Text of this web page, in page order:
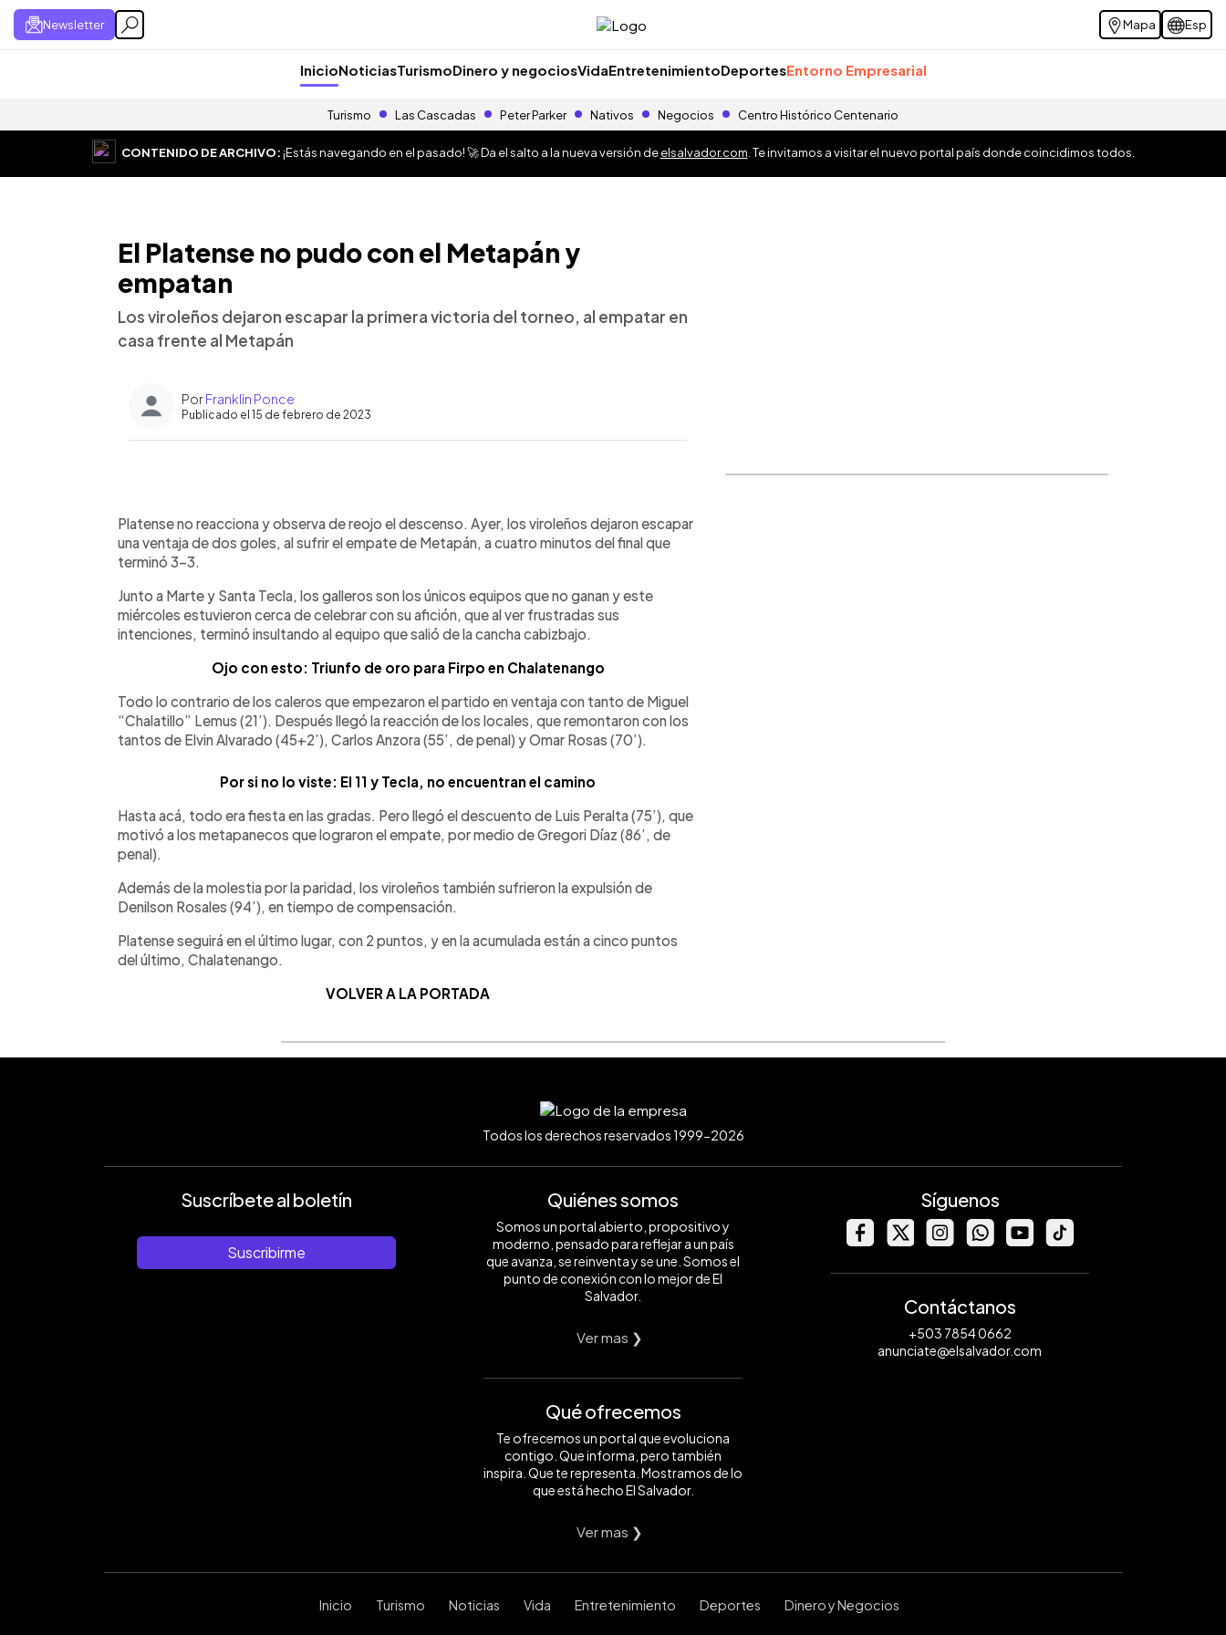
Newsletter Mapa Esp
InicioNoticiasTurismoDinero y negociosVidaEntretenimientoDeportesEntorno Empresarial
Turismo Las Cascadas Peter Parker Nativos Negocios Centro Histórico Centenario
CONTENIDO DE ARCHIVO:¡Estás navegando en el pasado! 🚀 Da el salto a la nueva versión deelsalvador.com . Te invitamos a visitar el nuevo portal país donde coincidimos todos.
El Platense no pudo con el Metapán y
empatan
Los viroleños dejaron escapar la primera victoria del torneo, al empatar en
casa frente al Metapán
PorFranklin Ponce
Publicado el 15 de febrero de 2023
Escuchar artículo
Platense no reacciona y observa de reojo el descenso. Ayer, los viroleños dejaron escapar
una ventaja de dos goles, al sufrir el empate de Metapán, a cuatro minutos del final que
terminó 3-3.
Junto a Marte y Santa Tecla, los galleros son los únicos equipos que no ganan y este
miércoles estuvieron cerca de celebrar con su afición, que al ver frustradas sus
intenciones, terminó insultando al equipo que salió de la cancha cabizbajo.
Ojo con esto: Triunfo de oro para Firpo en Chalatenango
Todo lo contrario de los caleros que empezaron el partido en ventaja con tanto de Miguel
“Chalatillo” Lemus (21’). Después llegó la reacción de los locales, que remontaron con los
tantos de Elvin Alvarado (45+2’), Carlos Anzora (55’, de penal) y Omar Rosas (70’).
Por si no lo viste: El 11 y Tecla, no encuentran el camino
Hasta acá, todo era fiesta en las gradas. Pero llegó el descuento de Luis Peralta (75’), que
motivó a los metapanecos que lograron el empate, por medio de Gregori Díaz (86’, de
penal).
Además de la molestia por la paridad, los viroleños también sufrieron la expulsión de
Denilson Rosales (94’), en tiempo de compensación.
Platense seguirá en el último lugar, con 2 puntos, y en la acumulada están a cinco puntos
del último, Chalatenango.
VOLVER A LA PORTADA
Todos los derechos reservados 1999-2026
Suscríbete al boletín
Suscribirme
Quiénes somos
Somos un portal abierto, propositivo y
moderno, pensado para reflejar a un país
que avanza, se reinventa y se une. Somos el
punto de conexión con lo mejor de El
Salvador.
Ver mas ❯
Qué ofrecemos
Te ofrecemos un portal que evoluciona
contigo. Que informa, pero también
inspira. Que te representa. Mostramos de lo
que está hecho El Salvador.
Ver mas ❯
Síguenos
Contáctanos
+503 7854 0662
anunciate@elsalvador.com
Inicio Turismo Noticias Vida Entretenimiento Deportes Dinero y Negocios